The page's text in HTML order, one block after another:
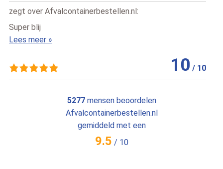
10/10
zegt overAfvalcontainerbestellen.nl
service en geen verrassingen wat betreft de
5277mensen beoordelen
Afvalcontainerbestellen.nl
gemiddeld met een
9.5 / 10